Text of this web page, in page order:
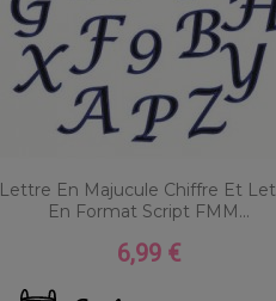
Lettre En Majucule Chiffre Et
En Format Script FMM...
Prix
6,99 €